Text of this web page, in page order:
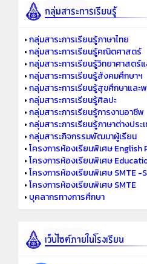
•กลุ่มสาระการเรียนรู้ภาษาไทย
•กลุ่มสาระการเรียนรู้คณิตศาสตร์
•กลุ่มสาระการเรียนรู้วิทยาศาสตร์แ
•กลุ่มสาระการเรียนรู้สังคมศึกษาฯ
•กลุ่มสาระการเรียนรู้สุขศึกษาและ
•กลุ่มสาระการเรียนรู้ศิลปะ
•กลุ่มสาระการเรียนรู้การงานอาชีพ
•กลุ่มสาระการเรียนรู้ภาษาต่างประ
•กลุ่มสาระกิจกรรมพัฒนาผู้เรียน
•โครงการห้องเรียนพิเศษ English
•โครงการห้องเรียนพิเศษ
•โครงการห้องเรียนพิเศษ SMTE -
•โครงการห้องเรียนพิเศษ SMTE
• บุคลากรทางการศึกษา